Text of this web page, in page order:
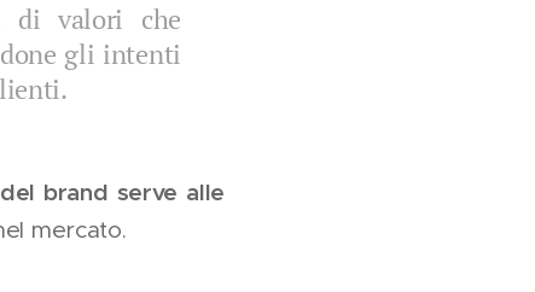
di valori che
gli intenti
brand serve alle
mercato.